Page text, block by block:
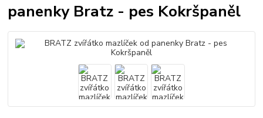
panenky Bratz - pes Kokršpaněl